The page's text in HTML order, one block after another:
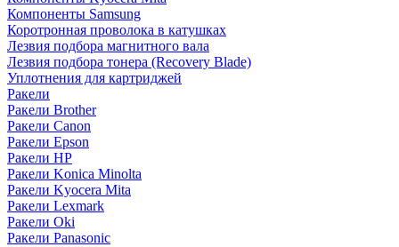
Компоненты Samsung
Коротронная проволока в катушках
Лезвия подбора магнитного вала
Лезвия подбора тонера (Recovery Blade)
Уплотнения для картриджей
Ракели
Ракели Brother
Ракели Canon
Ракели Epson
Ракели HP
Ракели Konica Minolta
Ракели Kyocera Mita
Ракели Lexmark
Ракели Oki
Ракели Panasonic